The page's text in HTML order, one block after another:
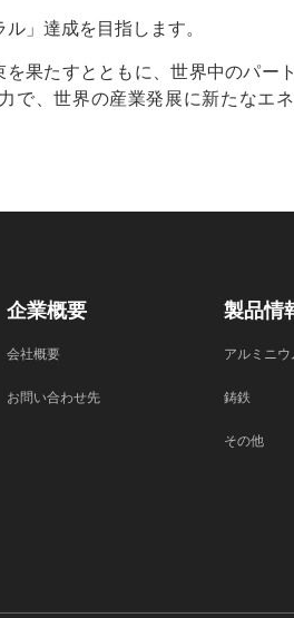
」達成を目指します。
果たすとともに、世界中のパー
で、世界の産業発展に新たなエ
企業概要
会社概要
お問い合わせ先
製品情
アルミニウ
鋳鉄
その他